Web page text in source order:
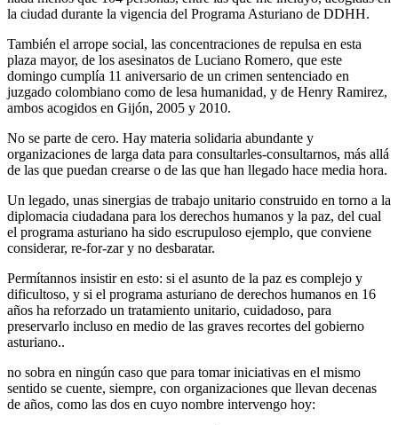
la ciudad durante la vigencia del Programa Asturiano de DDHH.
También el arrope social, las concentraciones de repulsa en esta
plaza mayor, de los asesinatos de Luciano Romero, que este
domingo cumplía 11 aniversario de un crimen sentenciado en
juzgado colombiano como de lesa humanidad, y de Henry Ramirez,
ambos acogidos en Gijón, 2005 y 2010.
No se parte de cero. Hay materia solidaria abundante y
organizaciones de larga data para consultarles-consultarnos, más allá
de las que puedan crearse o de las que han llegado hace media hora.
Un legado, unas sinergias de trabajo unitario construido en torno a la
diplomacia ciudadana para los derechos humanos y la paz, del cual
el programa asturiano ha sido escrupuloso ejemplo, que conviene
considerar, re-for-zar y no desbaratar.
Permítannos insistir en esto: si el asunto de la paz es complejo y
dificultoso, y si el programa asturiano de derechos humanos en 16
años ha reforzado un tratamiento unitario, cuidadoso, para
preservarlo incluso en medio de las graves recortes del gobierno
asturiano..
no sobra en ningún caso que para tomar iniciativas en el mismo
sentido se cuente, siempre, con organizaciones que llevan decenas
de años, como las dos en cuyo nombre intervengo hoy: